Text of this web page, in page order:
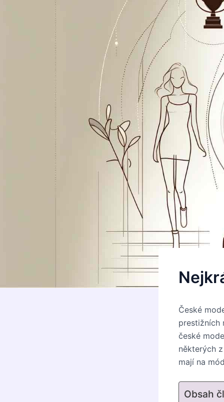
České
prestižních
české
některých
mají na
Obsah